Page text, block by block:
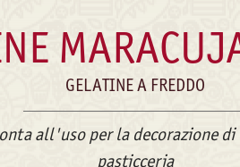
GELATINE A FREDDO
all'uso per la decorazione
pasticceria